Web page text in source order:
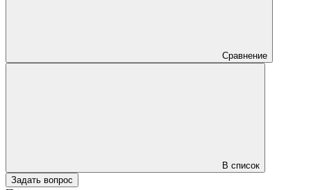
Сравнение
В список
Задать вопрос